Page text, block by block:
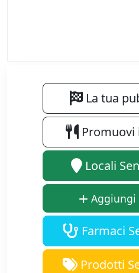
La tua
Promuovi
Locali
Aggiungi
Farmaci
Prodotti